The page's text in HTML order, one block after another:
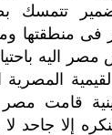
تتمسك
فى منطقتها
مصر اليه
قامت مصر
إلا جاحد